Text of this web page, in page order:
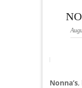
Nonna’s